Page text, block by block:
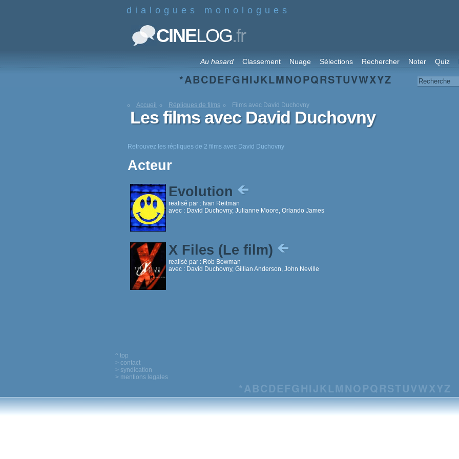
dialogues monologues
CINELOG.fr
Au hasard Classement Nuage Sélections Rechercher Noter Quiz
*ABCDEFGHIJKLMNOPQRSTUVWXYZ
Accueil Répliques de films Films avec David Duchovny
Les films avec David Duchovny
Retrouvez les répliques de 2 films avec David Duchovny
Acteur
Evolution
realisé par : Ivan Reitman
avec : David Duchovny, Julianne Moore, Orlando James
X Files (Le film)
realisé par : Rob Bowman
avec : David Duchovny, Gillian Anderson, John Neville
^ top
> contact
> syndication
> mentions legales
*ABCDEFG HIJ KLM NO PQRSTUVWXYZ